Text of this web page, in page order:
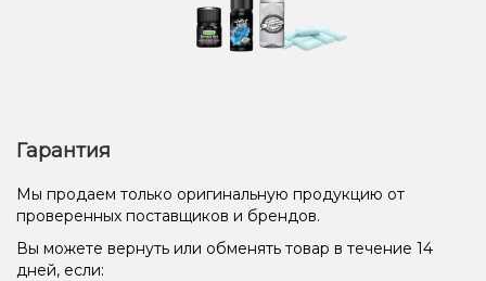
Гарантия
Мы продаем только оригинальную продукцию от
проверенных поставщиков и брендов.
Вы можете вернуть или обменять товар в течение 14
дней, если: